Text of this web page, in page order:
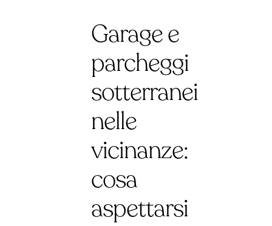
Garage e
parcheggi
sotterranei
nelle
vicinanze:
cosa
aspettarsi